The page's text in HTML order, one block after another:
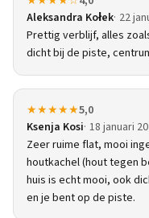
Aleksandra Kołek 22
Prettig verblijf, alles
dicht bij de piste,
★★★★★5,0
Ksenja Kosi 18 januari
Zeer ruime flat, mooi
houtkachel (hout tegen
huis is echt mooi, ook
en je bent op de piste.